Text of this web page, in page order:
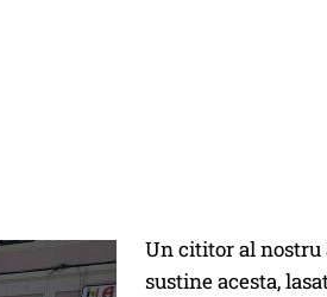
Un cititor al nostru
sustine acesta,